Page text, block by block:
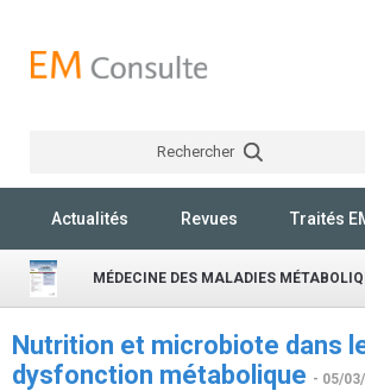
Rechercher
Actualités Revues Traités
MÉDECINE DES MALADIES
Nutrition et microbiote dans
dysfonction métabolique - 05/